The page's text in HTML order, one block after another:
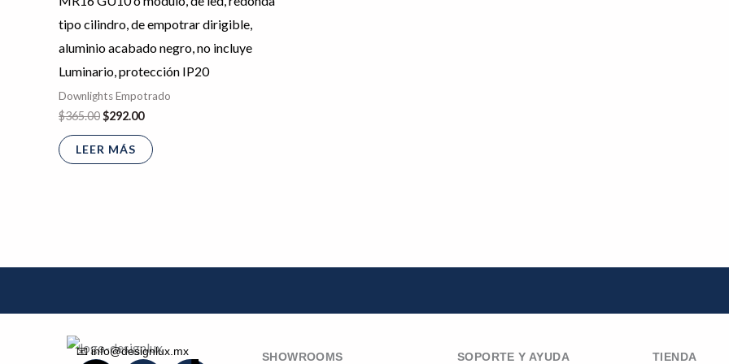
tipo cilindro, de empotrar dirigible,
aluminio acabado negro, no incluye
Luminario, protección IP20
Downlights Empotrado
$365.00$292.00
LEER MÁS
📧 info@designlux.mx SHOWROOMS SOPORTE Y AYUDA TIENDA